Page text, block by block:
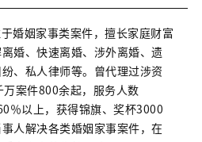
婚姻家事类案件，擅长家庭财富
婚、快速离婚、涉外离婚、遗
、私人律师等。曾代理过涉资
万案件800余起，服务人数
％以上，获得锦旗、奖杯3000
人解决各类婚姻家事案件，在